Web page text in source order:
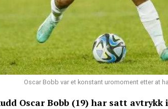
Oscar Bobb var et konstant uromoment etter at
Oscar Bobb (19) har satt